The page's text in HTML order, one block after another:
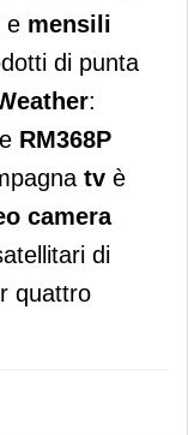
e mensili
di punta
:
e RM368P
tv è
camera
di
quattro